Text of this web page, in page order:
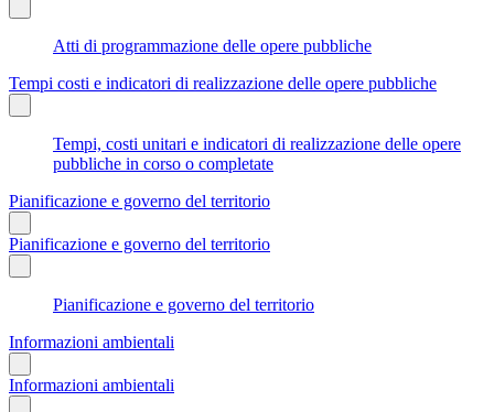
Atti di programmazione delle opere pubbliche
Tempi costi e indicatori di realizzazione delle opere pubbliche
Tempi, costi unitari e indicatori di realizzazione delle opere
pubbliche in corso o completate
Pianificazione e governo del territorio
Pianificazione e governo del territorio
Pianificazione e governo del territorio
Informazioni ambientali
Informazioni ambientali